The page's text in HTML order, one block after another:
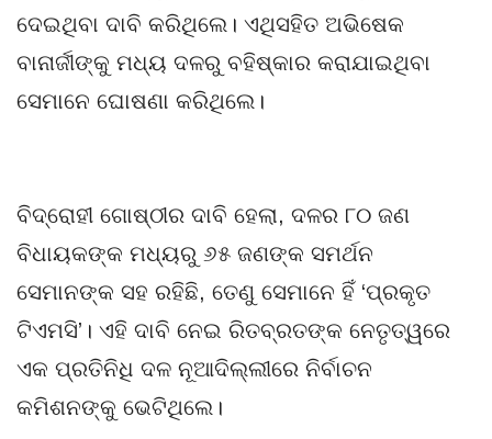
ଦେଇଥିବା ଦାବି କରିଥିଲେ। ଏଥିସହିତ ଅଭିଷେକ
ବାନାର୍ଜୀଙ୍କୁ ମଧ୍ୟ ଦଳରୁ ବହିଷ୍କାର କରାଯାଇଥିବା
ସେମାନେ ଘୋଷଣା କରିଥିଲେ।
ବିଦ୍ରୋହୀ ଗୋଷ୍ଠୀର ଦାବି ହେଲା, ଦଳର ୮୦ ଜଣ
ବିଧାୟକଙ୍କ ମଧ୍ୟରୁ ୬୫ ଜଣଙ୍କ ସମର୍ଥନ
ସେମାନଙ୍କ ସହ ରହିଛି, ତେଣୁ ସେମାନେ ହିଁ ‘ପ୍ରକୃତ
ଟିଏମସି’। ଏହି ଦାବି ନେଇ ରିତବ୍ରତଙ୍କ ନେତୃତ୍ୱରେ
ଏକ ପ୍ରତିନିଧି ଦଳ ନୂଆଦିଲ୍ଲୀରେ ନିର୍ବାଚନ
କମିଶନଙ୍କୁ ଭେଟିଥିଲେ।